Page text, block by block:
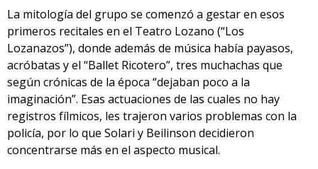
La mitología del grupo se comenzó a gestar en esos
primeros recitales en el Teatro Lozano (“Los
Lozanazos”), donde además de música había payasos,
acróbatas y el “Ballet Ricotero”, tres muchachas que
según crónicas de la época “dejaban poco a la
imaginación”. Esas actuaciones de las cuales no hay
registros fílmicos, les trajeron varios problemas con la
policía, por lo que Solari y Beilinson decidieron
concentrarse más en el aspecto musical.